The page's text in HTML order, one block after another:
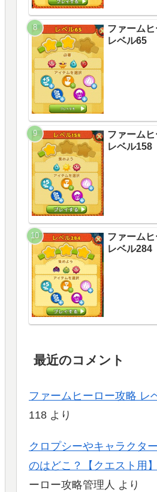
ファーム
レベル65
ファーム
レベル158
ファーム
レベル284
最近のコメント
ファームヒーロー攻略 レ
118 より
クロプシーやキャラクタ
のはどこ？【クエスト用】
ーロー攻略管理人 より